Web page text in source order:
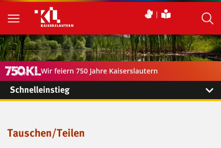
Wir feiern 750 Jahre Kaiserslautern
Schnelleinstieg
Tauschen/Teilen